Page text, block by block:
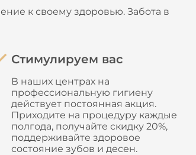
к своему здоровью. Забота в
Стимулируем вас
В наших центрах на
профессиональную гигиену
действует постоянная акция.
Приходите на процедуру каждые
полгода, получайте скидку 20%,
поддерживайте здоровое
состояние зубов и десен.